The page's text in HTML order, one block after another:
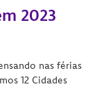
2023
nas férias
12 Cidades